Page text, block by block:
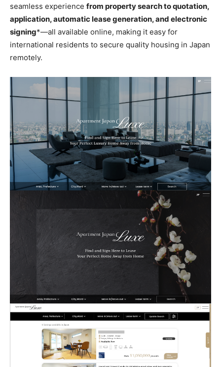
seamless experience from property search to quotation,
application, automatic lease generation, and electronic
signing*—all available online, making it easy for
international residents to secure quality housing in Japan
remotely.